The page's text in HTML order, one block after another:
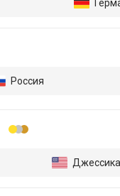
Россия